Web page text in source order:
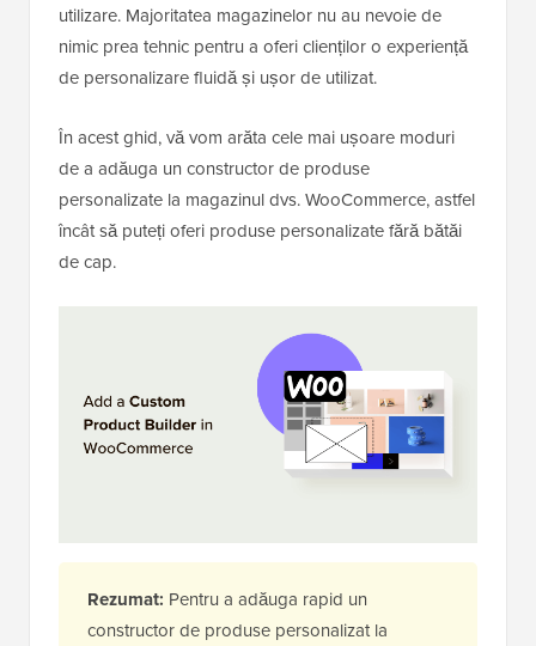
utilizare. Majoritatea magazinelor nu au nevoie de
nimic prea tehnic pentru a oferi clienților o experiență
de personalizare fluidă și ușor de utilizat.
În acest ghid, vă vom arăta cele mai ușoare moduri
de a adăuga un constructor de produse
personalizate la magazinul dvs. WooCommerce, astfel
încât să puteți oferi produse personalizate fără bătăi
de cap.
Rezumat: Pentru a adăuga rapid un
constructor de produse personalizat la